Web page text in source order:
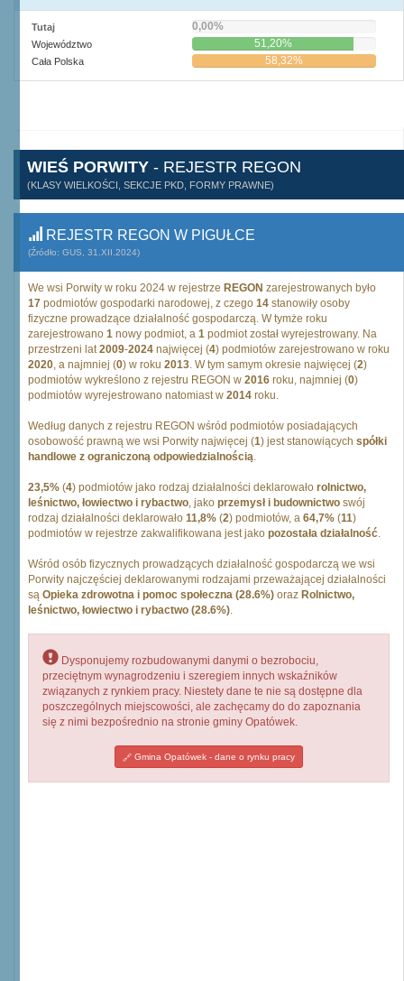
Tutaj 0,00%
Województwo 51,20%
Cała Polska 58,32%
WIEŚ PORWITY - REJESTR REGON
(KLASY WIELKOŚCI, SEKCJE PKD, FORMY PRAWNE)
REJESTR REGON W PIGUŁCE
(Źródło: GUS, 31.XII.2024)
We wsi Porwity w roku 2024 w rejestrze REGON zarejestrowanych było
17 podmiotów gospodarki narodowej, z czego 14 stanowiły osoby
fizyczne prowadzące działalność gospodarczą. W tymże roku
zarejestrowano 1 nowy podmiot, a 1 podmiot został wyrejestrowany. Na
przestrzeni lat2009-2024 najwięcej (4) podmiotów zarejestrowano w roku
2020, a najmniej (0) w roku 2013. W tym samym okresie najwięcej (2)
podmiotów wykreślono z rejestru REGON w 2016 roku, najmniej (0)
podmiotów wyrejestrowano natomiast w 2014 roku.
Według danych z rejestru REGON wśród podmiotów posiadających
osobowość prawną we wsi Porwity najwięcej (1) jest stanowiących spółki
handlowe z ograniczoną odpowiedzialnością.
23,5% (4) podmiotów jako rodzaj działalności deklarowało rolnictwo,
leśnictwo, łowiectwo i rybactwo, jako przemysł i budownictwo swój
rodzaj działalności deklarowało 11,8% (2) podmiotów, a 64,7% (11)
podmiotów w rejestrze zakwalifikowana jest jako pozostała działalność.
Wśród osób fizycznych prowadzących działalność gospodarczą we wsi
Porwity najczęściej deklarowanymi rodzajami przeważającej działalności
są Opieka zdrowotna i pomoc społeczna (28.6%) oraz Rolnictwo,
leśnictwo, łowiectwo i rybactwo (28.6%).
Dysponujemy rozbudowanymi danymi o bezrobociu,
przeciętnym wynagrodzeniu i szeregiem innych wskaźników
związanych z rynkiem pracy. Niestety dane te nie są dostępne dla
poszczególnych miejscowości, ale zachęcamy do do zapoznania
się z nimi bezpośrednio na stronie gminy Opatówek.
Gmina Opatówek - dane o rynku pracy